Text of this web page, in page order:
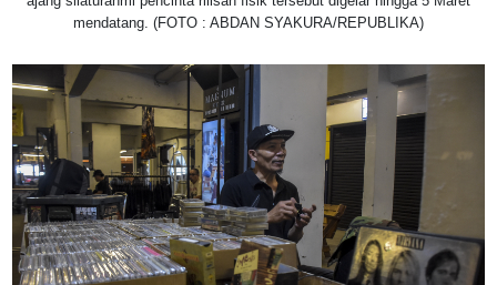
mendatang. (FOTO : ABDAN SYAKURA/REPUBLIKA)